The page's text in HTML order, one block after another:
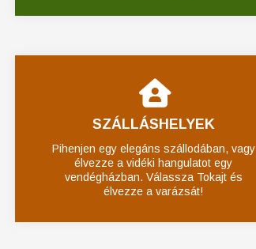
SZÁLLÁSHELYEK
Pihenjen egy elegáns szállodában, vagy
élvezze a vidéki hangulatot egy
vendégházban. Válassza Tokajt és
élvezze a varázsát!